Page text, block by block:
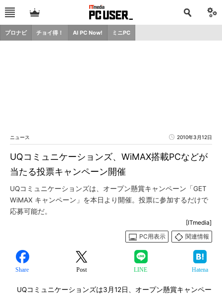
プロナビ チョイ得！ AI PC Now! ミニPC
ニュース 2010年3月12日
UQコミュニケーションズ、WiMAX搭載PCなどが
当たる投票キャンペーン開催
UQコミュニケーションズは、オープン懸賞キャンペーン「GET
WiMAX キャンペーン」を本日より開催。投票に参加するだけで
応募可能だ。
[ITmedia]
PC用表示
関連情報
Share Post LINE Hatena
UQコミュニケーションズは3月12日、オープン懸賞キャンペー